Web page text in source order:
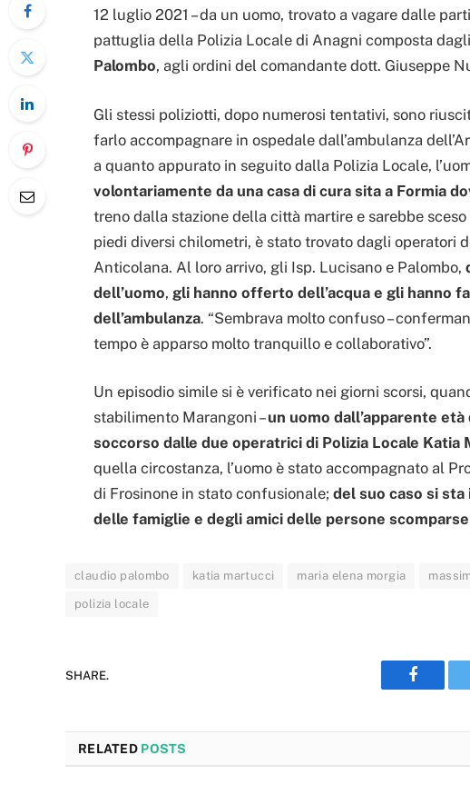
12 luglio 2021 – da un uomo, trovato a vagare dalle
pattuglia della Polizia Locale di Anagni composta dagli
Palombo, agli ordini del comandante dott. Giuseppe
Gli stessi poliziotti, dopo numerosi tentativi, sono
farlo accompagnare in ospedale dall’ambulanza
a quanto appurato in seguito dalla Polizia Locale,
volontariamente da una casa di cura sita a Formia
treno dalla stazione della città martire e sarebbe
piedi diversi chilometri, è stato trovato dagli operatori
Anticolana. Al loro arrivo, gli Isp. Lucisano e Palombo,
dell’uomo, gli hanno offerto dell’acqua e gli hanno
dell’ambulanza. “Sembrava molto confuso –
tempo è apparso molto tranquillo e collaborativo”.
Un episodio simile si è verificato nei giorni scorsi,
stabilimento Marangoni –un uomo dall’apparente
soccorso dalle due operatrici di Polizia Locale Katia
quella circostanza, l’uomo è stato accompagnato al
di Frosinone in stato confusionale; del suo caso si sta
delle famiglie e degli amici delle persone scomparse
claudio palombo katia martucci maria elena morgia
polizia locale
SHARE.
RELATED POSTS